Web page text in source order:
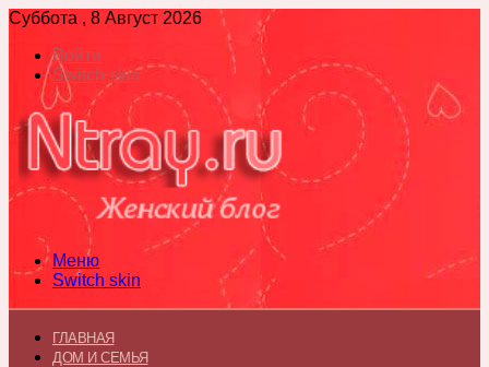
Суббота , 8 Август 2026
Войти
Switch skin
Меню
Switch skin
ГЛАВНАЯ
ДОМ И СЕМЬЯ